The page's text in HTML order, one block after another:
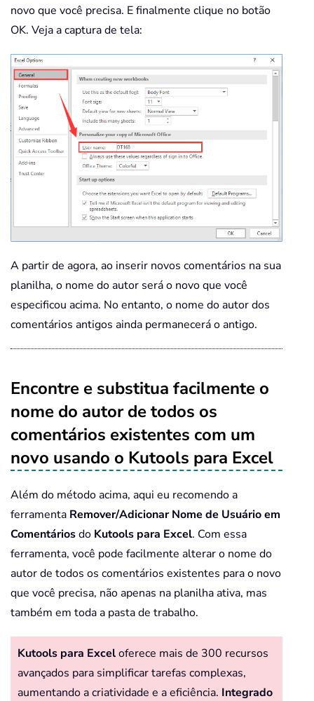
novo que você precisa. E finalmente clique no botão
OK. Veja a captura de tela:
A partir de agora, ao inserir novos comentários na sua
planilha, o nome do autor será o novo que você
especificou acima. No entanto, o nome do autor dos
comentários antigos ainda permanecerá o antigo.
Encontre e substitua facilmente o
nome do autor de todos os
comentários existentes com um
novo usando o Kutools para Excel
Além do método acima, aqui eu recomendo a
ferramenta Remover/Adicionar Nome de Usuário em
Comentáriosdo Kutools para Excel. Com essa
ferramenta, você pode facilmente alterar o nome do
autor de todos os comentários existentes para o novo
que você precisa, não apenas na planilha ativa, mas
também em toda a pasta de trabalho.
Kutools para Exceloferece mais de 300 recursos
avançados para simplificar tarefas complexas,
aumentando a criatividade e a eficiência. Integrado